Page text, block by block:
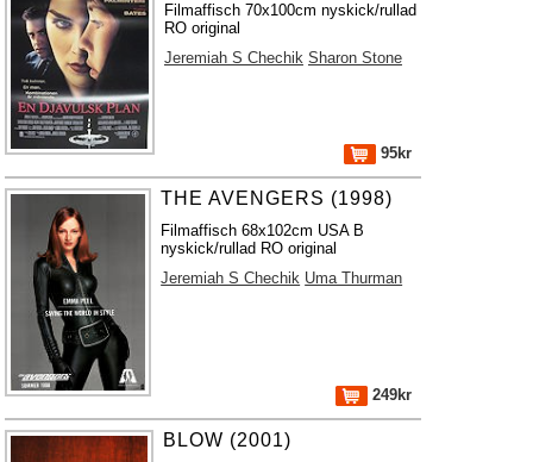
Filmaffisch 70x100cm nyskick/rullad
RO original
Jeremiah S Chechik Sharon Stone
95kr
THE AVENGERS (1998)
Filmaffisch 68x102cm USA B
nyskick/rullad RO original
Jeremiah S Chechik Uma Thurman
249kr
BLOW (2001)